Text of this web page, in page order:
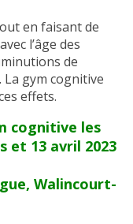
en faisant de
l’âge des
de
gym cognitive
effets.
cognitive les
et 13 avril 2023
Walincourt-